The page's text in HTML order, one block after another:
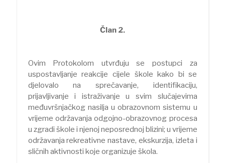
Član 2.
Ovim Protokolom utvrđuju se postupci za
uspostavljanje reakcije cijele škole kako bi se
djelovalo na sprečavanje, identifikaciju,
prijavljivanje i istraživanje u svim slučajevima
međuvršnjačkog nasilja u obrazovnom sistemu u
vrijeme održavanja odgojno-obrazovnog procesa
u zgradi škole i njenoj neposrednoj blizini; u vrijeme
održavanja rekreativne nastave, ekskurzija, izleta i
sličnih aktivnosti koje organizuje škola.